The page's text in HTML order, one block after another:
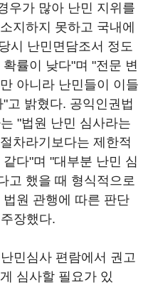
우가 많아 난민 지위를
지하지 못하고 국내에
시 난민면담조서 정도
률이 낮다"며 "전문 변
아니라 난민들이 이들
고 밝혔다. 공익인권법
"법원 난민 심사라는
차라기보다는 제한적
다"며 "대부분 난민 심
고 했을 때 형식적으로
원 관행에 따른 판단
장했다.
민심사 편람에서 권고
심사할 필요가 있